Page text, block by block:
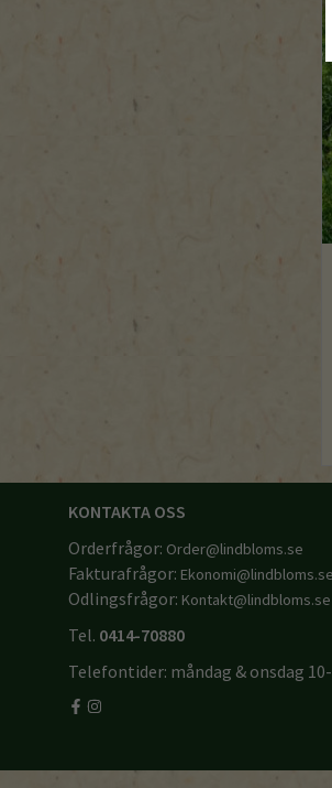
KONTAKTA OSS
Orderfrågor: Order@lindbloms.se
Fakturafrågor: Ekonomi@lindbloms.se
Odlingsfrågor: Kontakt@lindbloms.se
Tel. 0414-70880
Telefontider: måndag & onsdag